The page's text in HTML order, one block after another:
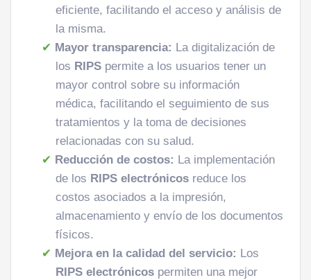
eficiente, facilitando el acceso y análisis de
la misma.
Mayor transparencia: La digitalización de
los RIPS permite a los usuarios tener un
mayor control sobre su información
médica, facilitando el seguimiento de sus
tratamientos y la toma de decisiones
relacionadas con su salud.
Reducción de costos: La implementación
de los RIPS electrónicos reduce los
costos asociados a la impresión,
almacenamiento y envío de los documentos
físicos.
Mejora en la calidad del servicio: Los
RIPS electrónicos permiten una mejor